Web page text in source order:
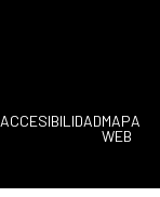
ACCESIBILIDADMAPA
WEB